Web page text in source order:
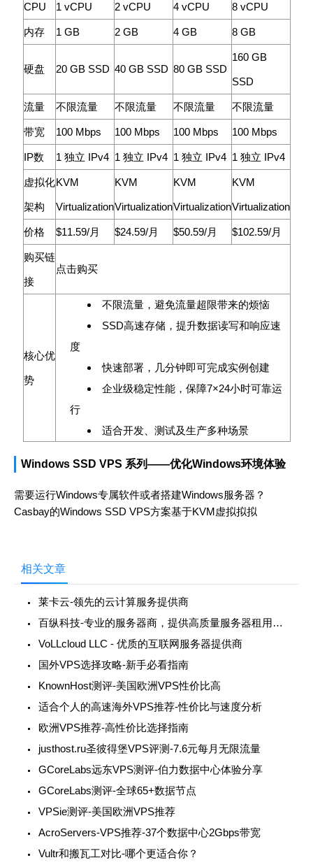
CPU 1 vCPU 2 vCPU 4 vCPU 8 vCPU
内存 1 GB 2 GB 4 GB 8 GB
硬盘 20 GB SSD 40 GB SSD 80 GB SSD
160 GB
SSD
流量 不限流量 不限流量 不限流量 不限流量
带宽 100 Mbps 100 Mbps 100 Mbps 100 Mbps
IP数 1 独立 IPv4 1 独立 IPv4 1 独立 IPv4 1 独立 IPv4
虚拟化
架构
KVM
Virtualization
KVM
Virtualization
KVM
Virtualization
KVM
Virtualization
价格 $11.59/月 $24.59/月 $50.59/月 $102.59/月
购买链
接
点击购买
核心优
势
不限流量，避免流量超限带来的烦恼
SSD高速存储，提升数据读写和响应速
度
快速部署，几分钟即可完成实例创建
企业级稳定性能，保障7×24小时可靠运
行
适合开发、测试及生产多种场景
Windows SSD VPS 系列——优化Windows环境体验
需要运行Windows专属软件或者搭建Windows服务器？
Casbay的Windows SSD VPS方案基于KVM虚拟拟拟
相关文章
莱卡云-领先的云计算服务提供商
百纵科技-专业的服务器商，提供高质量服务器租用、托管和云计算服务
VoLLcloud LLC - 优质的互联网服务器提供商
国外VPS选择攻略-新手必看指南
KnownHost测评-美国欧洲VPS性价比高
适合个人的高速海外VPS推荐-性价比与速度分析
欧洲VPS推荐-高性价比选择指南
justhost.ru圣彼得堡VPS评测-7.6元每月无限流量
GCoreLabs远东VPS测评-伯力数据中心体验分享
GCoreLabs测评-全球65+数据节点
VPSie测评-美国欧洲VPS推荐
AcroServers-VPS推荐-37个数据中心2Gbps带宽
Vultr和搬瓦工对比-哪个更适合你？